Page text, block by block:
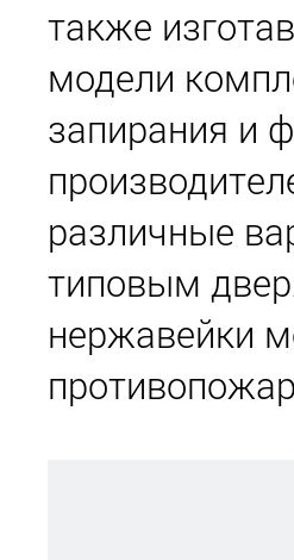
также
модели
запирания и
различные
типовым
нержавейки